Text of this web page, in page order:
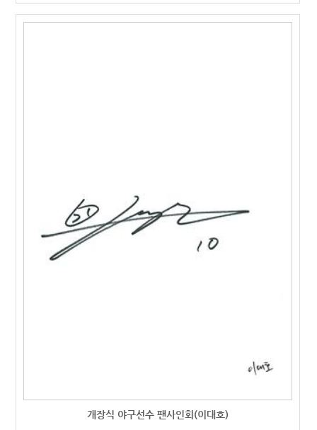
개장식 야구선수 팬사인회(이대호)